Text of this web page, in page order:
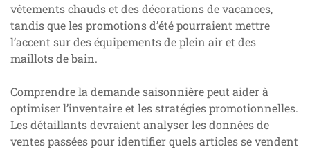
vêtements chauds et des décorations de vacances,
tandis que les promotions d’été pourraient mettre
l’accent sur des équipements de plein air et des
maillots de bain.
Comprendre la demande saisonnière peut aider à
optimiser l’inventaire et les stratégies promotionnelles.
Les détaillants devraient analyser les données de
ventes passées pour identifier quels articles se vendent